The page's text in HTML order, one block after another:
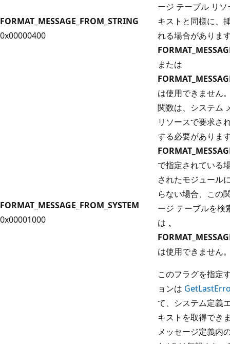
FORMAT_MESSAGE_FROM_STRING
0x00000400
ージ テーブル リ
キストと同様に、
れる場合がありま
または
は使用できません
FORMAT_MESSAGE_FROM_SYSTEM
0x00001000
関数は、システム
リソースで要求さ
する必要がありま
で指定されている
されたモジュール
らない場合、この
ージ テーブルを検
は 、
は使用できません
このフラグを指定
ョンは
て、システム定義
キストを取得でき
メッセージ定義内